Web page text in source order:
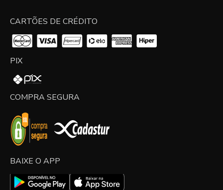
CARTÕES DE CRÉDITO
PIX
COMPRA SEGURA
BAIXE O APP